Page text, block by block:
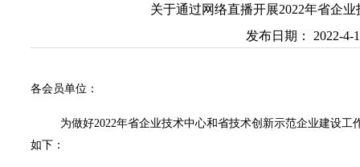
关于通过网络直播开展2022年省企
发布日期： 2022-
各会员单位：
为做好2022年省企业技术中心和省技术创新示范企业建设工
如下：